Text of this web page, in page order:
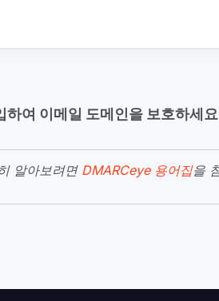
하여 이메일 도메인을 보호하세
알아보려면 DMARCeye 용어집을